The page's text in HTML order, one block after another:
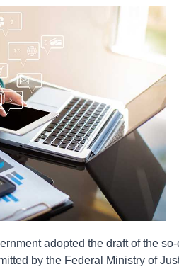
adopted the draft of the
by the Federal Ministry of